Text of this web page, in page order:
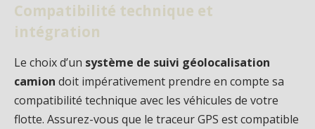
Compatibilité technique et
intégration
Le choix d’un système de suivi géolocalisation
camion doit impérativement prendre en compte sa
compatibilité technique avec les véhicules de votre
flotte. Assurez-vous que le traceur GPS est compatible